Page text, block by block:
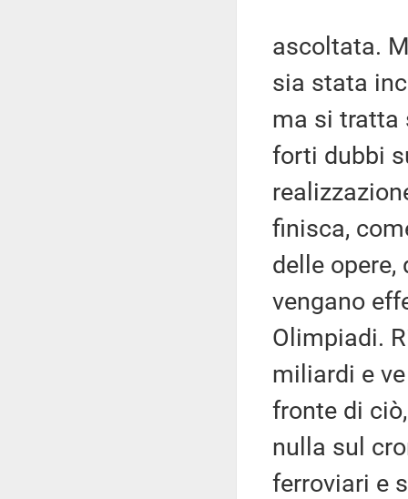
ascoltata.
sia stata
ma si tratta
forti dubbi
finisca,
delle opere,
vengano
Olimpiadi.
miliardi e
fronte di
nulla sul
ferroviari e